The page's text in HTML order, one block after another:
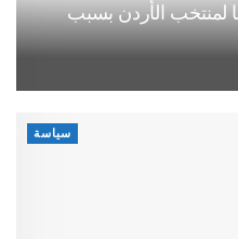
لمنتخب الأردن بسبب
سياسة